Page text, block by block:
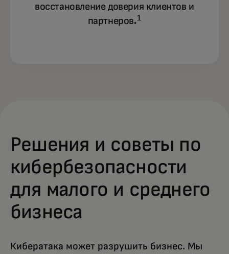
восстановление доверия клиентов и
партнеров.1
Решения и советы по
кибербезопасности
для малого и среднего
бизнеса
Кибератака может разрушить бизнес. Мы